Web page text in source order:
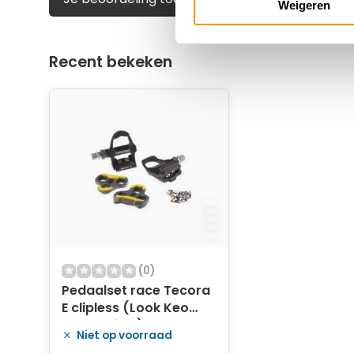
Weigeren
Recent bekeken
(0)
Pedaalset race Tecora
E clipless (Look Keo
compatibel) - zwart
Niet op voorraad